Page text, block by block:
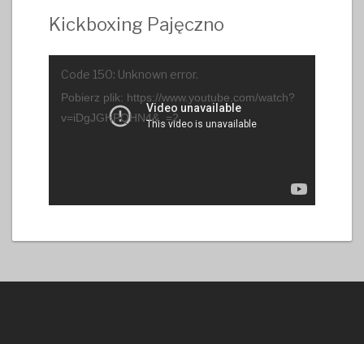
Kickboxing Pajęczno
Code 150: Unknown error.
Pobierz plik: https://www.youtube.com/watch?
v=iDgJGHPQHN4&_=2